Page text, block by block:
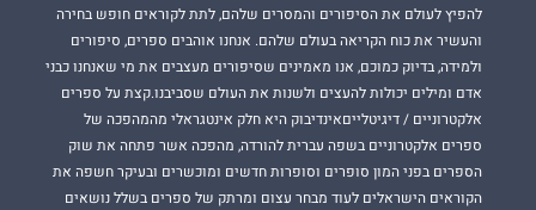
להפיץ לעולם את הסיפורים והמסרים שלהם, לתת לקוראים חופש בחירה
והעשיר את כוח הקריאה בעולם שלהם. אנחנו אוהבים ספרים, סיפורים
ולמידה, בדיוק כמוכם, אנו מאמינים שסיפורים מעצבים את מי שאנחנו כבני
אדם ומילים יכולות להעצים ולשנות את העולם שסביבנו.קצת על ספרים
אלקטרוניים / דיגיטלייםאינדיבוק היא חלק אינטגראלי מהמהפכה של
ספרים אלקטרוניים בשפה עברית להורדה, מהפכה אשר פתחה את שוק
הספרים בפני המון סופרים וסופרות חדשים ומוכשרים ובעיקר חשפה את
הקוראים הישראלים לעוד מבחר עצום ומרתק של ספרים בשלל נושאים